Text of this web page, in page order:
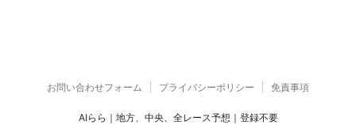
お問い合わせフォーム プライバシーポリシー 免責事項
AIらら｜地方、中央、全レース予想｜登録不要